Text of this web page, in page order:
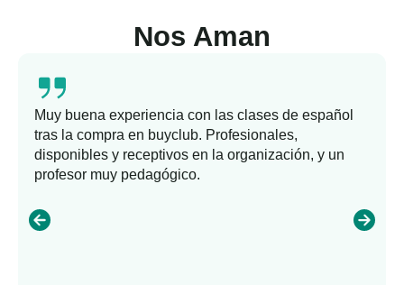
Nos Aman
Muy buena experiencia con las clases de español
tras la compra en buyclub. Profesionales,
disponibles y receptivos en la organización, y un
profesor muy pedagógico.